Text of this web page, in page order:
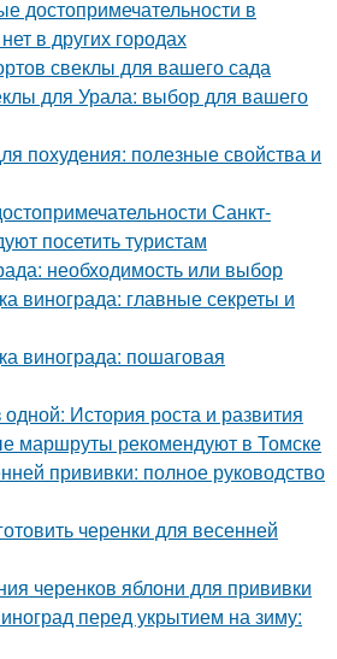
достопримечательности в
в других городах
свеклы для вашего сада
для Урала: выбор для вашего
похудения: полезные свойства и
Санкт-
посетить туристам
необходимость или выбор
винограда: главные секреты и
винограда: пошаговая
История роста и развития
маршруты рекомендуют в Томске
прививки: полное руководство
черенки для весенней
черенков яблони для прививки
перед укрытием на зиму: